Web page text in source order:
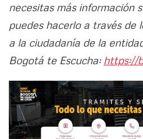
necesitas más información
puedes hacerlo a través de
a la ciudadanía de la
Bogotá te Escucha: https://